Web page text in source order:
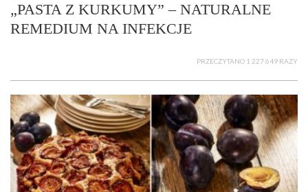
„PASTA Z KURKUMY” – NATURALNE
REMEDIUM NA INFEKCJE
PRZECZYTANO 1 227 649 RAZY